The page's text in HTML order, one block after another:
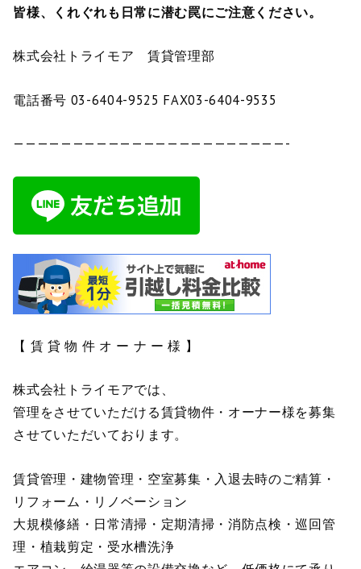
皆様、くれぐれも日常に潜む罠にご注意ください。
株式会社トライモア 賃貸管理部
電話番号 03-6404-9525 FAX03-6404-9535
———————————————————————-
【 賃 貸 物 件 オ ー ナ ー 様 】
株式会社トライモアでは、
管理をさせていただける賃貸物件・オーナー様を募集
させていただいております。
賃貸管理・建物管理・空室募集・入退去時のご精算・
リフォーム・リノベーション
大規模修繕・日常清掃・定期清掃・消防点検・巡回管
理・植栽剪定・受水槽洗浄